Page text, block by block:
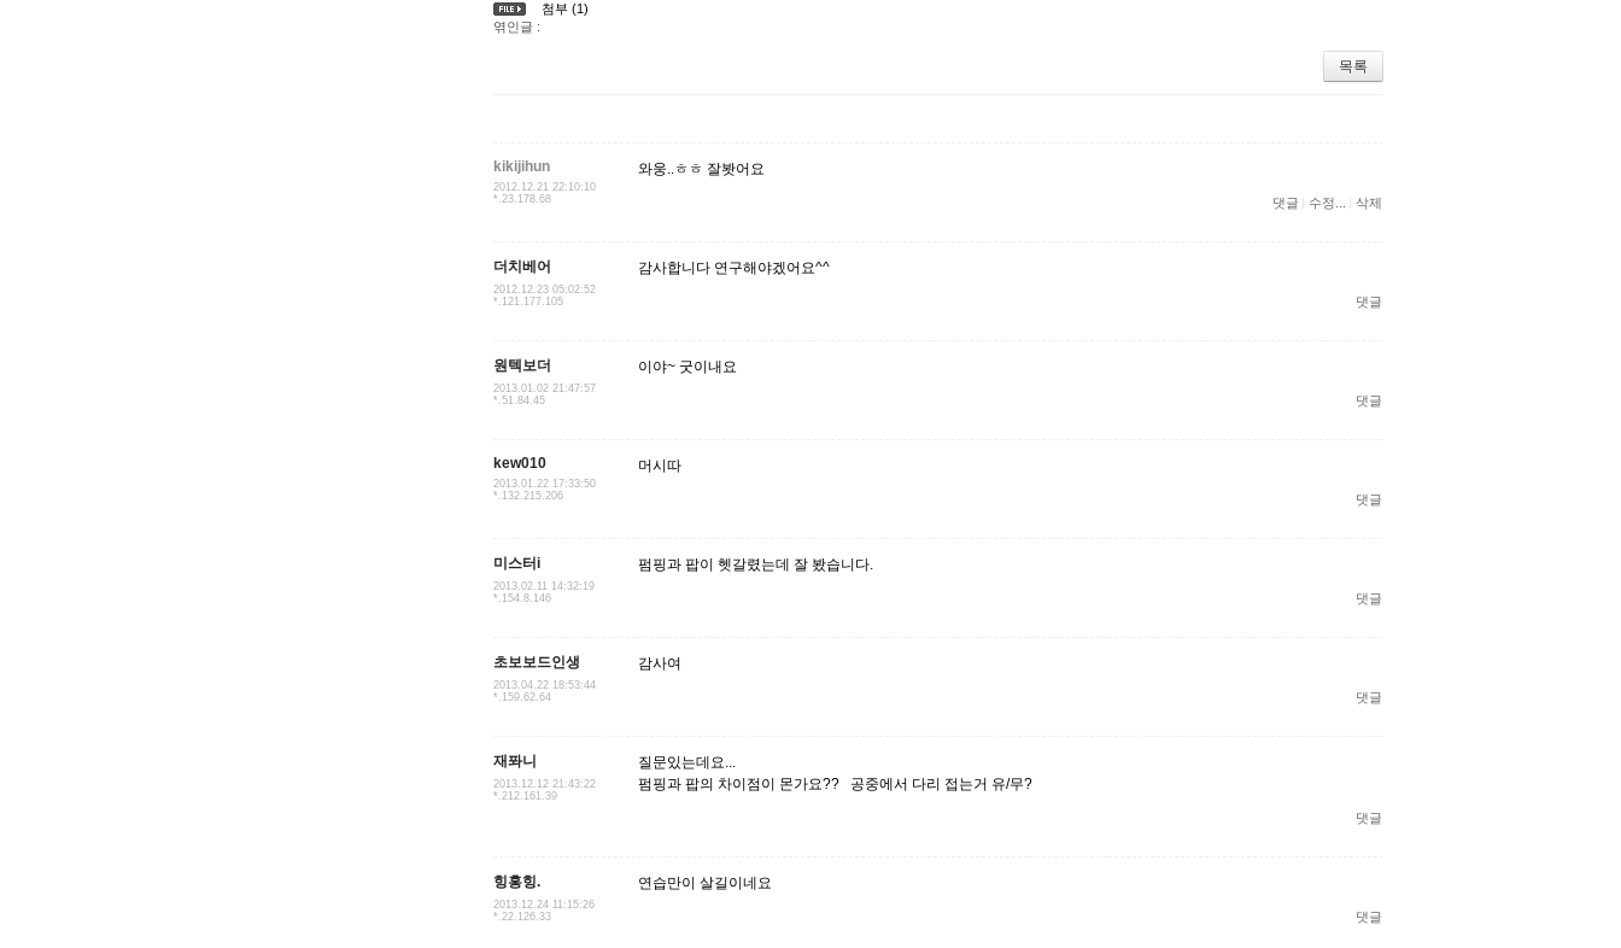
첨부 (1)
엮인글 :
목록
kikijihun
2012.12.21 22:10:10
*.23.178.68
와웅..ㅎㅎ 잘봣어요
댓글 수정... 삭제
더치베어
2012.12.23 05:02:52
*.121.177.105
감사합니다 연구해야겠어요^^
댓글
원텍보더
2013.01.02 21:47:57
*.51.84.45
이야~ 굿이내요
댓글
kew010
2013.01.22 17:33:50
*.132.215.206
머시따
댓글
미스터i
2013.02.11 14:32:19
*.154.8.146
펌핑과 팝이 헷갈렸는데 잘 봤습니다.
댓글
초보보드인생
2013.04.22 18:53:44
*.159.62.64
감사여
댓글
재퐈니
2013.12.12 21:43:22
*.212.161.39
질문있는데요...
펌핑과 팝의 차이점이 몬가요?? 공중에서 다리 접는거 유/무?
댓글
힝홍힝.
2013.12.24 11:15:26
*.22.126.33
연습만이 살길이네요
댓글